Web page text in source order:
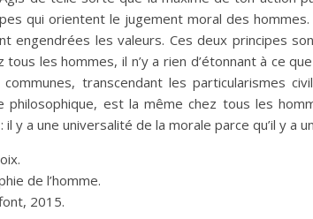
qui orientent le jugement moral des
engendrées les valeurs. Ces deux principes
tous les hommes, il n’y a rien d’étonnant à ce
transcendant les particularismes
philosophique, est la même chez tous les
y a une universalité de la morale parce qu’il y a
de l’homme.
2015.